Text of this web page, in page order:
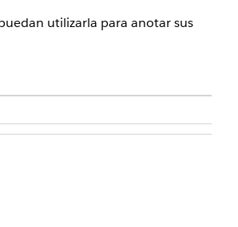
utilizarla para anotar sus